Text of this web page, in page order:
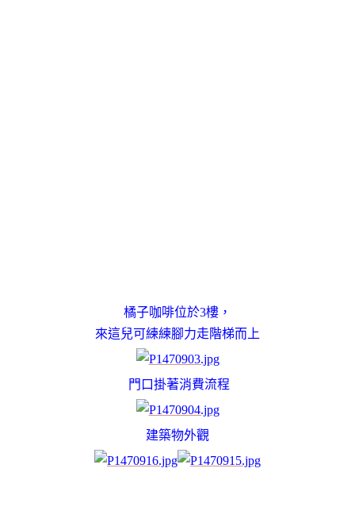
橘子咖啡位於3樓，
來這兒可練練腳力走階梯而上
門口掛著消費流程
建築物外觀